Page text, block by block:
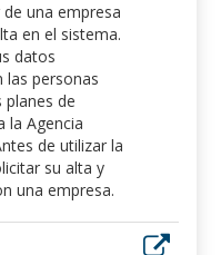
una empresa
en el sistema.
datos
las personas
planes de
la Agencia
de utilizar la
su alta y
una empresa.